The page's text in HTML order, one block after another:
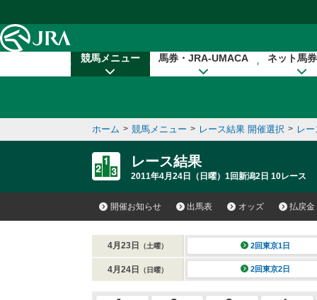
競馬メニュー 馬券・JRA-UMACA ネット馬
ホーム > 競馬メニュー > レース結果 開催選択 > レ
レース結果
2011年4月24日（日曜）1回新潟2日 10レース
開催お知らせ 出馬表 オッズ 払戻金
4月23日 （土曜） 2回東京1日
4月24日 （日曜） 2回東京2日